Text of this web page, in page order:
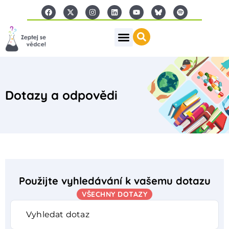
Dotazy a odpovědi
Použijte vyhledávání k vašemu dotazu
VŠECHNY DOTAZY